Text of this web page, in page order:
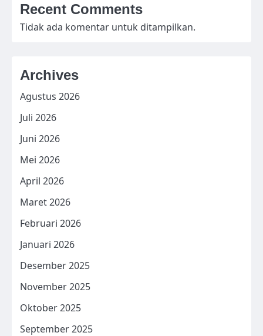
Recent Comments
Tidak ada komentar untuk ditampilkan.
Archives
Agustus 2026
Juli 2026
Juni 2026
Mei 2026
April 2026
Maret 2026
Februari 2026
Januari 2026
Desember 2025
November 2025
Oktober 2025
September 2025